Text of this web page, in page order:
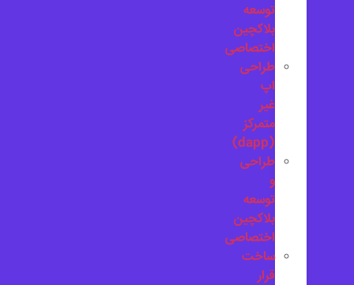
توسعه
بلاکچین
اختصاصی
طراحی
اپ
غیر
متمرکز
طراحی
توسعه
بلاکچین
اختصاصی
ساخت
قرار